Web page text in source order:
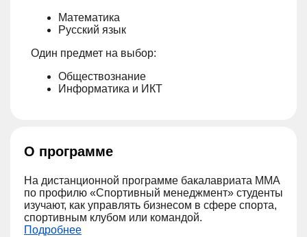
Математика
Русский язык
Один предмет на выбор:
Обществознание
Информатика и ИКТ
О программе
На дистанционной программе бакалавриата ММА
по профилю «Спортивный менеджмент» студенты
изучают, как управлять бизнесом в сфере спорта,
спортивным клубом или командой.
Подробнее